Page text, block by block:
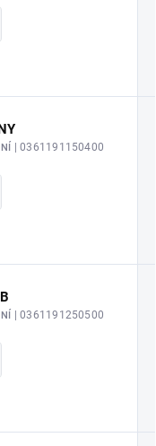
| 0361191150400
| 0361191250500